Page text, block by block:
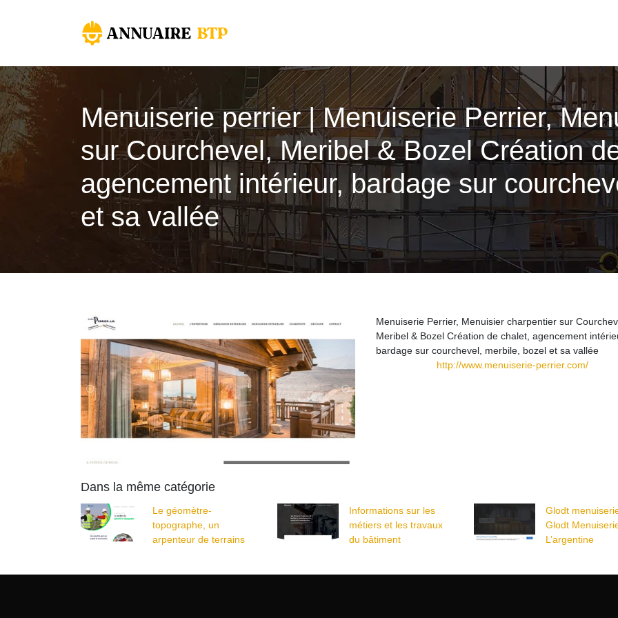
Menuiserie perrier | Menuiserie Perrier,
sur Courchevel, Meribel & Bozel Création
agencement intérieur, bardage sur
et sa vallée
Menuiserie Perrier, Menuisier charpentier sur
Meribel & Bozel Création de chalet, agencement
bardage sur courchevel, merbile, bozel et sa vallée
http://www.menuiserie-perrier.com/
Dans la même catégorie
Le géomètre-
topographe, un
arpenteur de terrains
Informations sur les
métiers et les travaux
du bâtiment
Glodt
Glodt
L’argentine